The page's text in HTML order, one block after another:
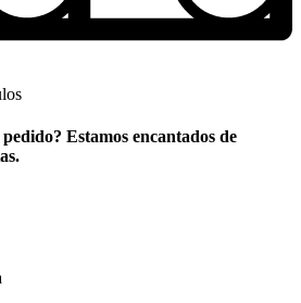
Estamos encantados de